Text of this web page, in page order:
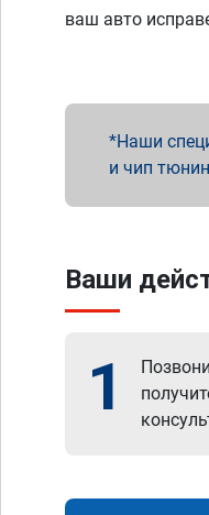
ваш авто
Наши
и чип
Ваши
1